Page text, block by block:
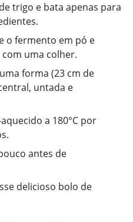
trigo e bata apenas para
o fermento em pó e
uma colher.
forma (23 cm de
untada e
a 180°C por
antes de
delicioso bolo de